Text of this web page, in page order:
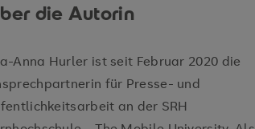
die Autorin
Anna Hurler ist seit Februar 2020 die
für Presse- und
an der SRH